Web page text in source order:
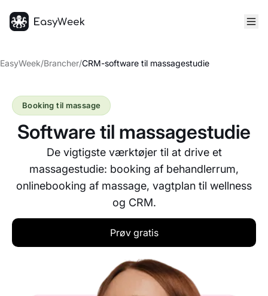
EasyWeek/Brancher/CRM-software til massagestudie
Software til massagestudie
De vigtigste værktøjer til at drive et
massagestudie: booking af behandlerrum,
onlinebooking af massage, vagtplan til wellness
og CRM.
Booking til massage
Prøv gratis